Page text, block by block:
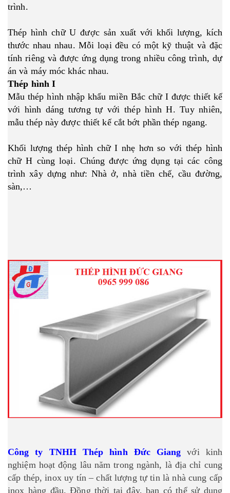
trình.
Thép hình chữ U được sản xuất với khối lượng, kích
thước nhau nhau. Mỗi loại đều có một kỹ thuật và đặc
tính riêng và được ứng dụng trong nhiều công trình, dự
án và máy móc khác nhau.
Thép hình I
Mẫu thép hình nhập khẩu miền Bắc chữ I được thiết kế
với hình dáng tương tự với thép hình H. Tuy nhiên,
mẫu thép này được thiết kế cắt bớt phần thép ngang.
Khối lượng thép hình chữ I nhẹ hơn so với thép hình
chữ H cùng loại. Chúng được ứng dụng tại các công
trình xây dựng như: Nhà ở, nhà tiền chế, cầu đường,
sàn,…
Công ty TNHH Thép hình Đức Giang với kinh
nghiệm hoạt động lâu năm trong ngành, là địa chỉ cung
cấp thép, inox uy tín – chất lượng tự tin là nhà cung cấp
inox hàng đầu. Đồng thời tại đây, bạn có thể sử dụng